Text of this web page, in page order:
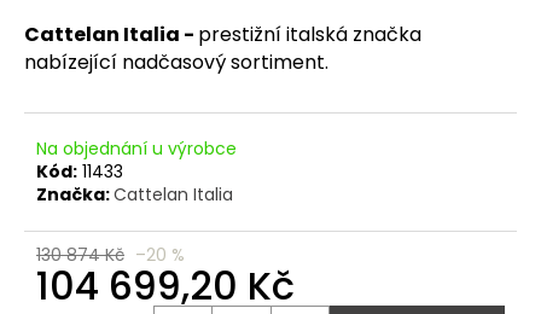
hvězdiček.
Cattelan Italia - prestižní italská značka
nabízející nadčasový sortiment.
Na objednání u výrobce
Kód: 11433
Značka:Cattelan Italia
130 874 Kč –20 %
104 699,20 Kč
D
p
o
u
u